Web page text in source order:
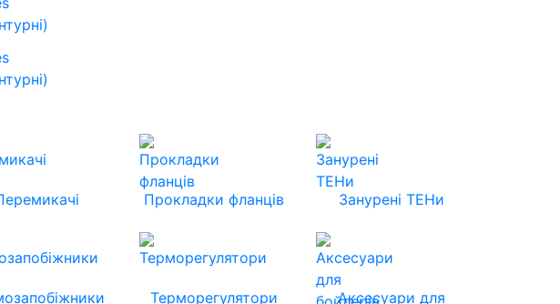
Прокладки фланців Занурені ТЕНи
Терморегулятори
Аксесуари для